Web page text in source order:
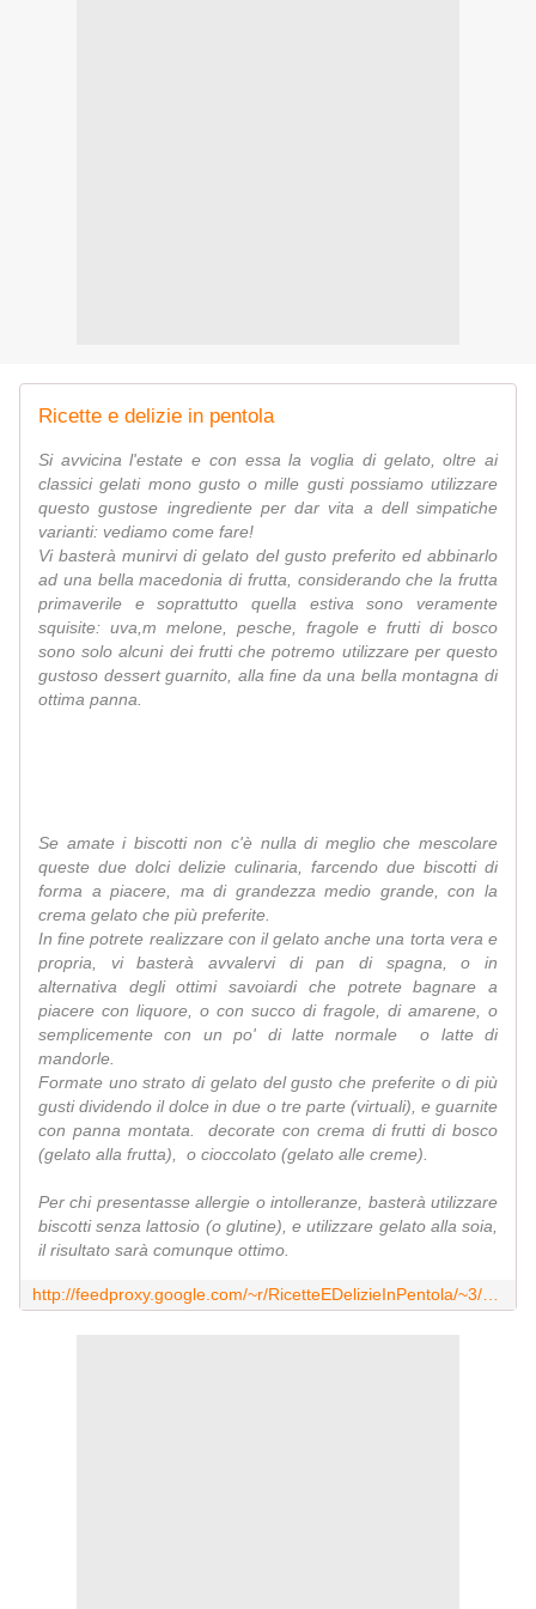
Ricette e delizie in pentola
Si avvicina l'estate e con essa la voglia di gelato, oltre ai
classici gelati mono gusto o mille gusti possiamo utilizzare
questo gustose ingrediente per dar vita a dell simpatiche
varianti: vediamo come fare!
Vi basterà munirvi di gelato del gusto preferito ed abbinarlo
ad una bella macedonia di frutta, considerando che la frutta
primaverile e soprattutto quella estiva sono veramente
squisite: uva,m melone, pesche, fragole e frutti di bosco
sono solo alcuni dei frutti che potremo utilizzare per questo
gustoso dessert guarnito, alla fine da una bella montagna di
ottima panna.
Se amate i biscotti non c'è nulla di meglio che mescolare
queste due dolci delizie culinaria, farcendo due biscotti di
forma a piacere, ma di grandezza medio grande, con la
crema gelato che più preferite.
In fine potrete realizzare con il gelato anche una torta vera e
propria, vi basterà avvalervi di pan di spagna, o in
alternativa degli ottimi savoiardi che potrete bagnare a
piacere con liquore, o con succo di fragole, di amarene, o
semplicemente con un po' di latte normale o latte di
mandorle.
Formate uno strato di gelato del gusto che preferite o di più
gusti dividendo il dolce in due o tre parte (virtuali), e guarnite
con panna montata. decorate con crema di frutti di bosco
(gelato alla frutta), o cioccolato (gelato alle creme).
Per chi presentasse allergie o intolleranze, basterà utilizzare
biscotti senza lattosio (o glutine), e utilizzare gelato alla soia,
il risultato sarà comunque ottimo.